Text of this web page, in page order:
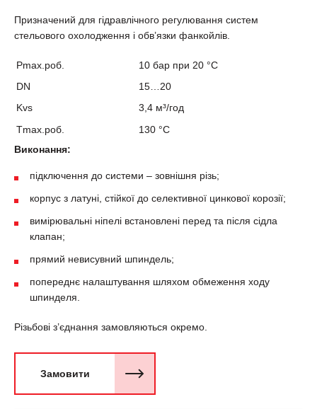
Призначений для гідравлічного регулювання систем
стельового охолодження і обв’язки фанкойлiв.
Pmax.роб. 10 бар при 20 °С
DN
15…20
Kvs
3,4 м³/год
Tmax.роб.
130 °С
Виконання:
підключення до системи – зовнішня різь;
корпус з латуні, стійкої до селективної цинкової корозії;
вимірювальні ніпелі встановлені перед та після сідла
клапан;
прямий невисувний шпиндель;
попереднє налаштування шляхом обмеження ходу
шпинделя.
Різьбові з’єднання замовляються окремо.
Замовити